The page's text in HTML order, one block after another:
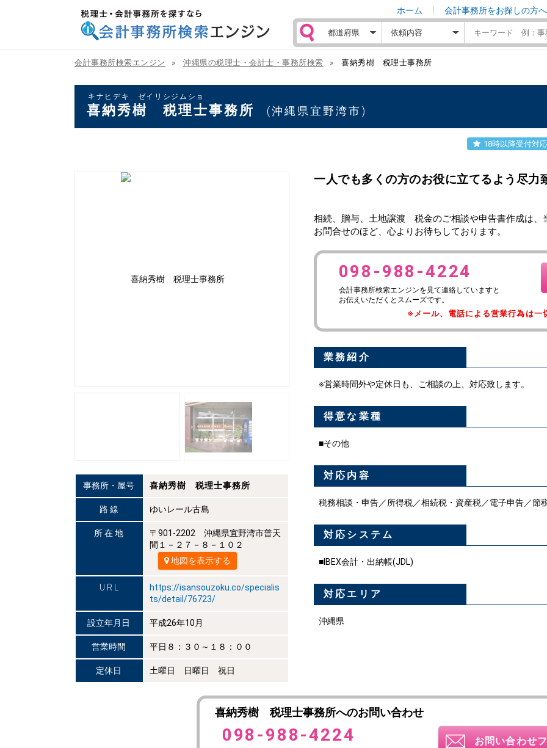
エンジン
ホーム 会計事務所をお探しの方へ
会計事務所検索エンジン 沖縄県の税理士・会計士・事務所検索 喜納秀樹 税理士事務所
キナヒデキ ゼイリシジムショ
喜納秀樹 税理士事務所 (沖縄県宜野湾市)
18時以降受付対
事務所・屋号 喜納秀樹 税理士事務所
路 線 ゆいレール古島
所 在 地
〒901-2202 沖縄県宜野湾市普天
間１－２７－８－１０２
地図を表示する
U R L
https://isansouzoku.co/specialis
ts/detail/76723/
設立年月日 平成26年10月
営業時間 平日８：３０～１８：００
定休日 土曜日 日曜日 祝日
一人でも多くの方のお役に立てるよう尽力
相続、贈与、土地譲渡 税金のご相談や申告書作成は、
お問合せのほど、心よりお待ちしております。
098-988-4224
会計事務所検索エンジンを見て連絡していますと
お伝えいただくとスムーズです。
※メール、電話による営業行為は一
業務紹介
※営業時間外や定休日も、ご相談の上、対応致します。
得意な業種
■その他
対応内容
税務相談・申告／所得税／相続税・資産税／電子申告／節
対応システム
■IBEX会計・出納帳(JDL)
対応エリア
沖縄県
喜納秀樹 税理士事務所へのお問い合わせ
098-988-4224 お問い合わせ